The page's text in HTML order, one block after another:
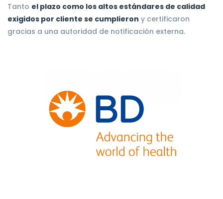
Tanto el plazo como los altos estándares de calidad
exigidos por cliente se cumplieron y certificaron
gracias a una autoridad de notificación externa.